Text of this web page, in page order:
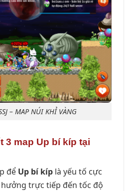
– MAP NÚI KHỈ VÀNG
3 map Up bí kíp tại
để Up bí kíp là yếu tố cực
trực tiếp đến tốc độ